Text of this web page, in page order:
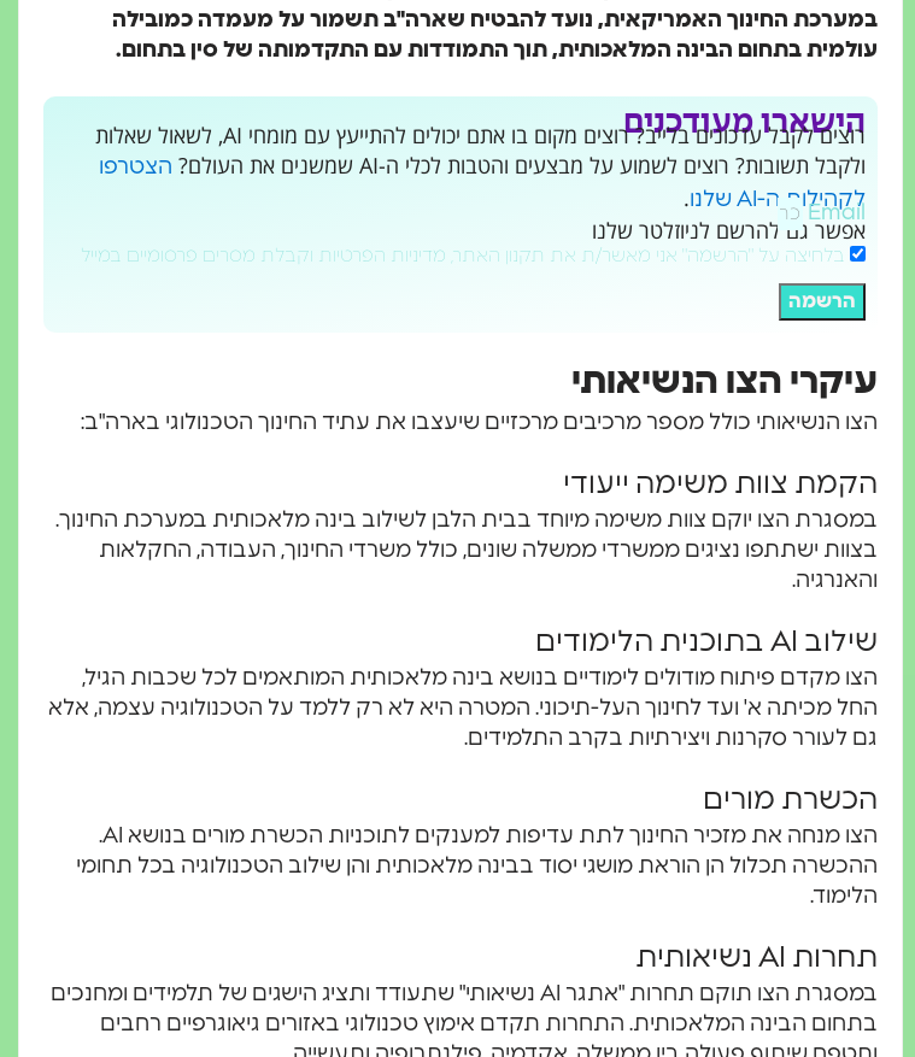
במערכת החינוך האמריקאית, נועד להבטיח שארה"ב תשמור על מעמדה כמובילה
עולמית בתחום הבינה המלאכותית, תוך התמודדות עם התקדמותה של סין בתחום.
הישארו מעודכנים
רוצים לקבל עדכונים בלייב? רוצים מקום בו אתם יכולים להתייעץ עם מומחי AI, לשאול שאלות
ולקבל תשובות? רוצים לשמוע על מבצעים והטבות לכלי ה-AI שמשנים את העולם?
הצטרפו
לקהילות ה-AI שלנו
.
אפשר גם להרשם לניוזלטר שלנו
Email
בלחיצה על "הרשמה" אני מאשר/ת את תקנון האתר, מדיניות הפרטיות וקבלת מסרים פרסומיים במייל
הרשמה
עיקרי הצו הנשיאותי
הצו הנשיאותי כולל מספר מרכיבים מרכזיים שיעצבו את עתיד החינוך הטכנולוגי בארה"ב:
הקמת צוות משימה ייעודי
במסגרת הצו יוקם צוות משימה מיוחד בבית הלבן לשילוב בינה מלאכותית במערכת החינוך.
בצוות ישתתפו נציגים ממשרדי ממשלה שונים, כולל משרדי החינוך, העבודה, החקלאות
והאנרגיה.
שילוב AI בתוכנית הלימודים
הצו מקדם פיתוח מודולים לימודיים בנושא בינה מלאכותית המותאמים לכל שכבות הגיל,
החל מכיתה א' ועד לחינוך העל-תיכוני. המטרה היא לא רק ללמד על הטכנולוגיה עצמה, אלא
גם לעורר סקרנות ויצירתיות בקרב התלמידים.
הכשרת מורים
הצו מנחה את מזכיר החינוך לתת עדיפות למענקים לתוכניות הכשרת מורים בנושא AI.
ההכשרה תכלול הן הוראת מושגי יסוד בבינה מלאכותית והן שילוב הטכנולוגיה בכל תחומי
הלימוד.
תחרות AI נשיאותית
במסגרת הצו תוקם תחרות "אתגר AI נשיאותי" שתעודד ותציג הישגים של תלמידים ומחנכים
בתחום הבינה המלאכותית. התחרות תקדם אימוץ טכנולוגי באזורים גיאוגרפיים רחבים